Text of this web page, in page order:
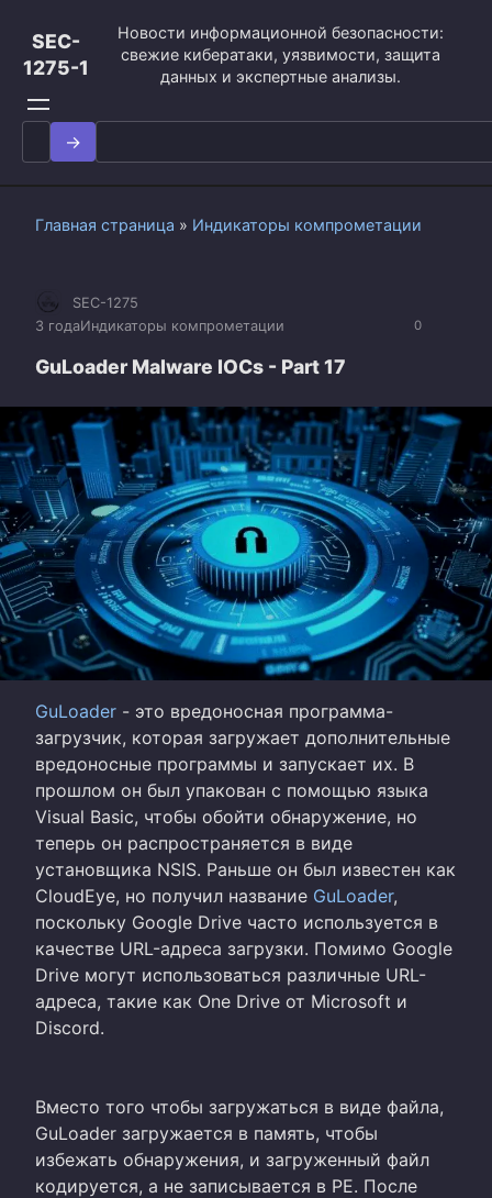
контенту
SEC-
1275-1
Новости информационной безопасности:
свежие кибератаки, уязвимости, защита
данных и экспертные анализы.
Search
for:
Главная страница » Индикаторы компрометации
0
SEC-1275
3 годаИндикаторы компрометации
GuLoader Malware IOCs - Part 17
GuLoader - это вредоносная программа-
загрузчик, которая загружает дополнительные
вредоносные программы и запускает их. В
прошлом он был упакован с помощью языка
Visual Basic, чтобы обойти обнаружение, но
теперь он распространяется в виде
установщика NSIS. Раньше он был известен как
CloudEye, но получил название GuLoader,
поскольку Google Drive часто используется в
качестве URL-адреса загрузки. Помимо Google
Drive могут использоваться различные URL-
адреса, такие как One Drive от Microsoft и
Discord.
Вместо того чтобы загружаться в виде файла,
GuLoader загружается в память, чтобы
избежать обнаружения, и загруженный файл
кодируется, а не записывается в PE. После